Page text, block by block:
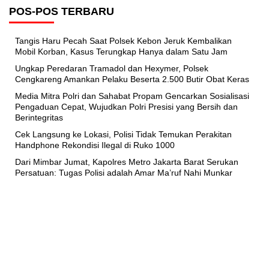
POS-POS TERBARU
Tangis Haru Pecah Saat Polsek Kebon Jeruk Kembalikan
Mobil Korban, Kasus Terungkap Hanya dalam Satu Jam
Ungkap Peredaran Tramadol dan Hexymer, Polsek
Cengkareng Amankan Pelaku Beserta 2.500 Butir Obat Keras
Media Mitra Polri dan Sahabat Propam Gencarkan Sosialisasi
Pengaduan Cepat, Wujudkan Polri Presisi yang Bersih dan
Berintegritas
Cek Langsung ke Lokasi, Polisi Tidak Temukan Perakitan
Handphone Rekondisi Ilegal di Ruko 1000
Dari Mimbar Jumat, Kapolres Metro Jakarta Barat Serukan
Persatuan: Tugas Polisi adalah Amar Ma’ruf Nahi Munkar